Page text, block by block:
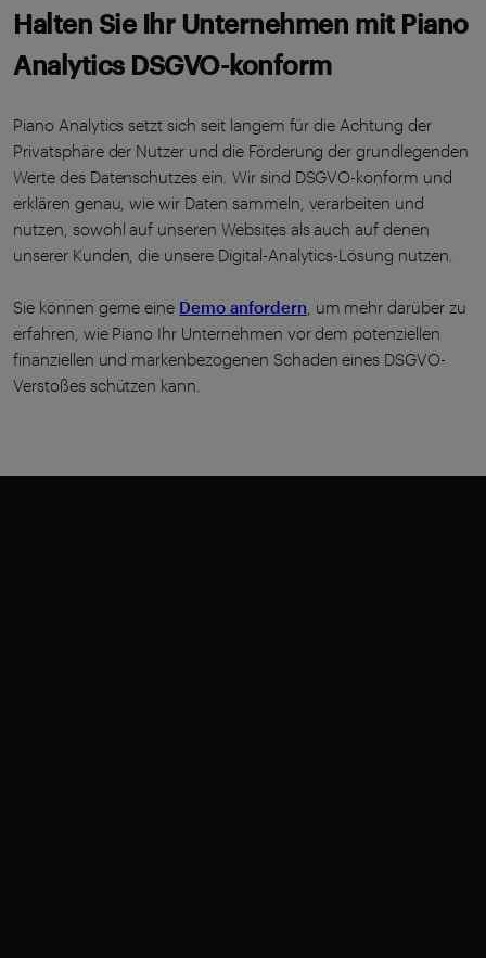
Halten Sie Ihr Unternehmen mit Piano
Analytics DSGVO-konform
Piano Analytics setzt sich seit langem für die Achtung der
Privatsphäre der Nutzer und die Förderung der grundlegenden
Werte des Datenschutzes ein. Wir sind DSGVO-konform und
erklären genau, wie wir Daten sammeln, verarbeiten und
nutzen, sowohl auf unseren Websites als auch auf denen
unserer Kunden, die unsere Digital-Analytics-Lösung nutzen.
Sie können gerne eine Demo anfordern , um mehr darüber zu
erfahren, wie Piano Ihr Unternehmen vor dem potenziellen
finanziellen und markenbezogenen Schaden eines DSGVO-
Verstoßes schützen kann.